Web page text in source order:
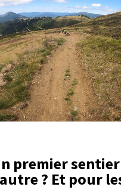
premier
? Et pour